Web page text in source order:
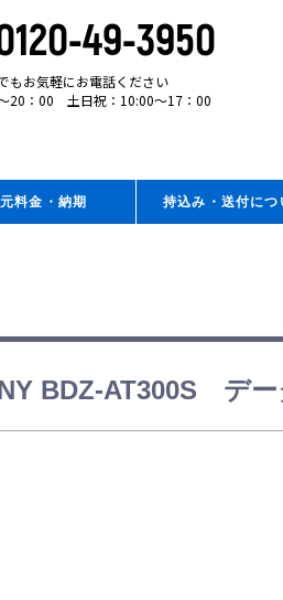
49-3950
もお気軽にお電話ください
20：00 土日祝：10:00～17：00
料金・納期 持込み・送付につ
BDZ-AT300S デ